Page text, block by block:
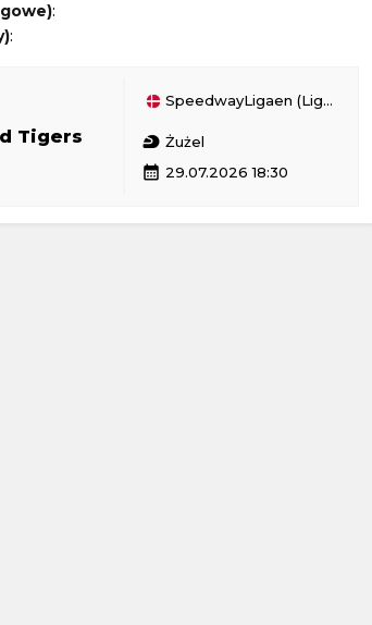
Fighters League
:
:
Tigers
SpeedwayLigaen (Liga Duńska Żużel)
sports_motorsports Żużel
calendar_month 29.07.2026 18:30